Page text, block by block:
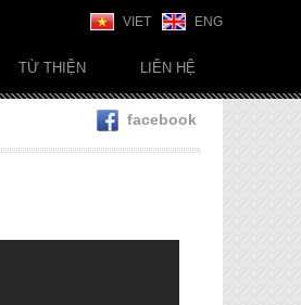
VIET ENG
TỪ THIỆN LIÊN HỆ
facebook